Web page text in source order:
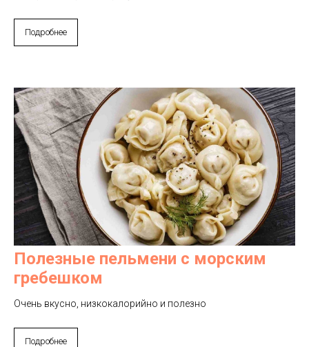
Подробнее
Полезные пельмени с морским
гребешком
Очень вкусно, низкокалорийно и полезно
Подробнее